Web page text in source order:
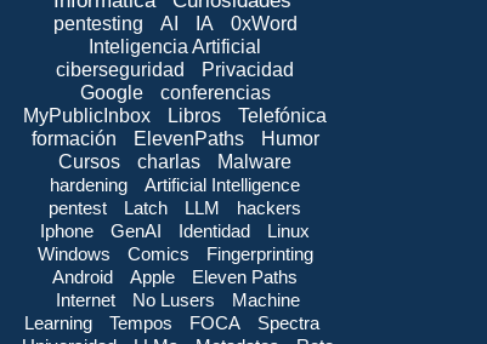
pentesting AI IA
0xWord
Inteligencia Artificial
ciberseguridad
Privacidad
Google
conferencias
MyPublicInbox
Libros
Telefónica
formación
ElevenPaths
Humor
Cursos
charlas
Malware
hardening
Artificial Intelligence
pentest
Latch LLM
hackers
Iphone
GenAI Identidad
Linux
Windows
Comics
Fingerprinting
Android
Apple
Eleven Paths
Internet
No Lusers
Machine
Learning
Tempos FOCA
Spectra